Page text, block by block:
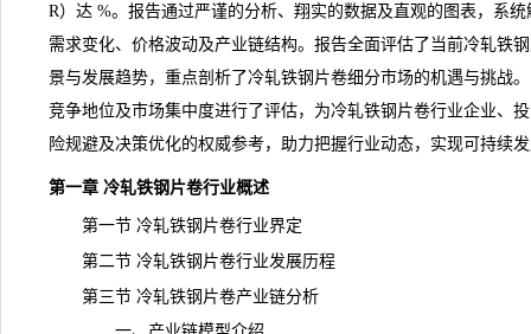
R）达 %。报告通过严谨的分析、翔实的数据及直观的图表，系
需求变化、价格波动及产业链结构。报告全面评估了当前冷轧铁
景与发展趋势，重点剖析了冷轧铁钢片卷细分市场的机遇与挑战
竞争地位及市场集中度进行了评估，为冷轧铁钢片卷行业企业、
险规避及决策优化的权威参考，助力把握行业动态，实现可持续
第一章 冷轧铁钢片卷行业概述
第一节 冷轧铁钢片卷行业界定
第二节 冷轧铁钢片卷行业发展历程
第三节 冷轧铁钢片卷产业链分析